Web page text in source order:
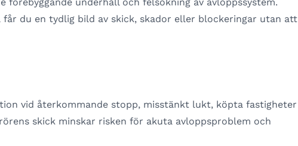
du en tydlig bild av skick, skador eller blockeringar utan att
vid återkommande stopp, misstänkt lukt, köpta fastigheter
skick minskar risken för akuta avloppsproblem och